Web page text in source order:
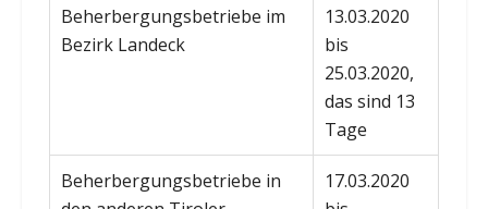
Beherbergungsbetriebe im
Bezirk Landeck
13.03.2020
bis
25.03.2020,
das sind 13
Tage
Beherbergungsbetriebe in
17.03.2020